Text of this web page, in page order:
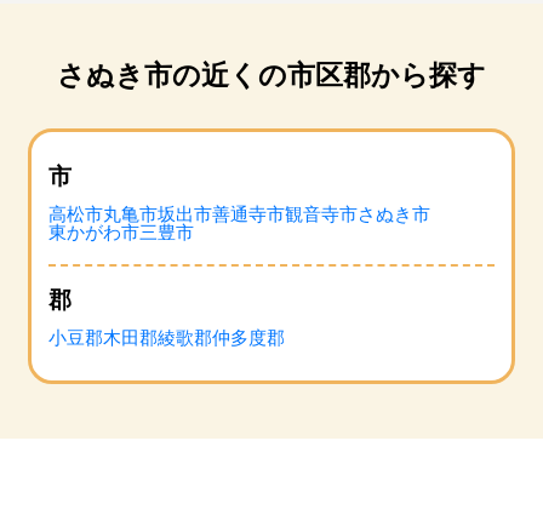
さぬき市の近くの市区郡から探す
市
高松市丸亀市坂出市善通寺市観音寺市さぬき市
東かがわ市三豊市
郡
小豆郡木田郡綾歌郡仲多度郡